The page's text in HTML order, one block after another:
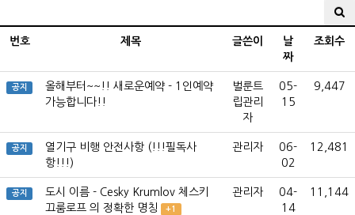
번호 제목 글쓴이
날
짜
조회수
공지
올해부터~~!! 새로운예약 - 1인예약
가능합니다!!
벌룬트
립관리
자
05-
15
9,447
공지
열기구 비행 안전사항 (!!!필독사
항!!!)
관리자
06-
02
12,481
공지
도시 이름 - Cesky Krumlov 체스키
끄룸로프 의 정확한 명칭
+1
관리자
04-
14
11,144